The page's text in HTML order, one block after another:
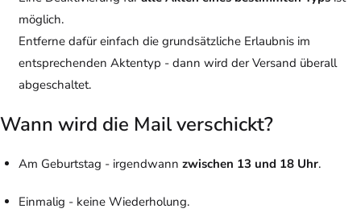
möglich.
Entferne dafür einfach die grundsätzliche Erlaubnis im
entsprechenden Aktentyp - dann wird der Versand überall
abgeschaltet.
Wann wird die Mail verschickt?
Am Geburtstag - irgendwann zwischen 13 und 18 Uhr.
Einmalig - keine Wiederholung.